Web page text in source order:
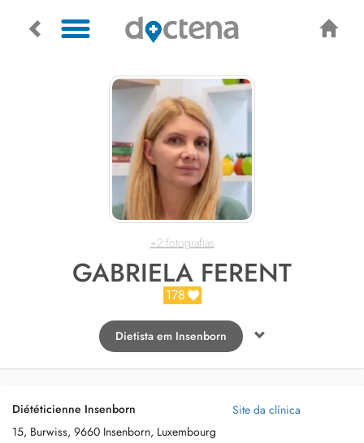
+2 fotografias
GABRIELA FERENT
178
Dietista em Insenborn
Diététicienne Insenborn
15, Burwiss, 9660 Insenborn, Luxembourg
Site da clínica